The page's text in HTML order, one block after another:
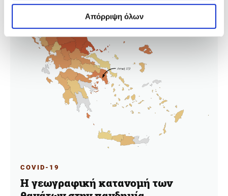
Απόρριψη όλων
COVID-19
Η γεωγραφική κατανομή των